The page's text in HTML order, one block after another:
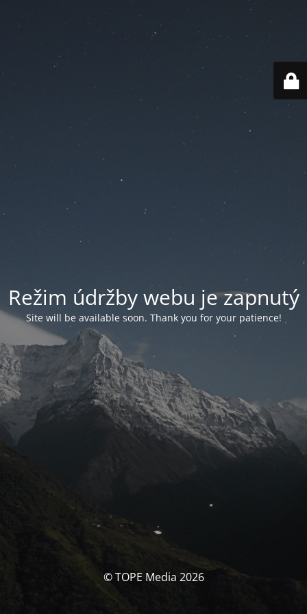
Režim údržby webu je zapnutý
Site will be available soon. Thank you for your patience!
© TOPE Media 2026